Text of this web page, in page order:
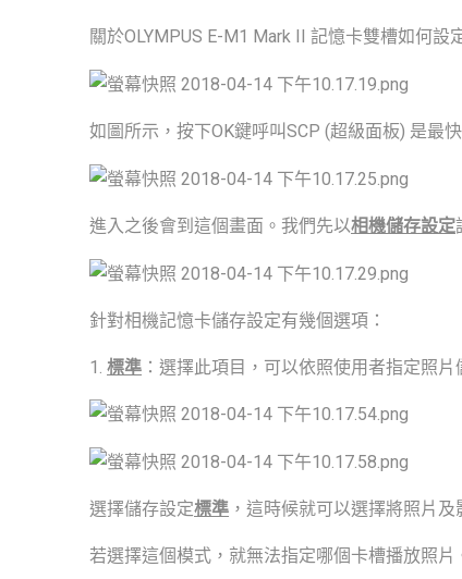
關於OLYMPUS E-M1 Mark II 記憶卡雙槽如何設
如圖所示，按下OK鍵呼叫SCP (超級面板) 是最
進入之後會到這個畫面。我們先以相機儲存設定
針對相機記憶卡儲存設定有幾個選項：
1. 標準 ：選擇此項目，可以依照使用者指定照片
選擇儲存設定標準 ，這時候就可以選擇將照片
若選擇這個模式，就無法指定哪個卡槽播放照片